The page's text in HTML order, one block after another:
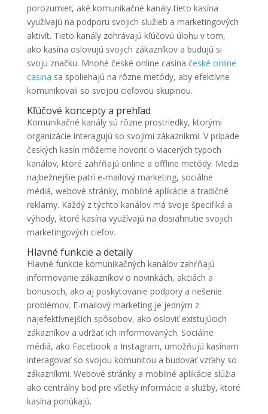
porozumieť, aké komunikačné kanály tieto kasína
využívajú na podporu svojich služieb a marketingových
aktivít. Tieto kanály zohrávajú kľúčovú úlohu v tom,
ako kasína oslovujú svojich zákazníkov a budujú si
svoju značku. Mnohé české online casina české online
casina sa spoliehajú na rôzne metódy, aby efektívne
komunikovali so svojou cieľovou skupinou.
Kľúčové koncepty a prehľad
Komunikačné kanály sú rôzne prostriedky, ktorými
organizácie interagujú so svojimi zákazníkmi. V prípade
českých kasín môžeme hovoriť o viacerých typoch
kanálov, ktoré zahŕňajú online a offline metódy. Medzi
najbežnejšie patrí e-mailový marketing, sociálne
médiá, webové stránky, mobilné aplikácie a tradičné
reklamy. Každý z týchto kanálov má svoje špecifiká a
výhody, ktoré kasína využívajú na dosiahnutie svojich
marketingových cieľov.
Hlavné funkcie a detaily
Hlavné funkcie komunikačných kanálov zahŕňajú
informovanie zákazníkov o novinkách, akciách a
bonusoch, ako aj poskytovanie podpory a riešenie
problémov. E-mailový marketing je jedným z
najefektívnejších spôsobov, ako osloviť existujúcich
zákazníkov a udržať ich informovaných. Sociálne
médiá, ako Facebook a Instagram, umožňujú kasínam
interagovať so svojou komunitou a budovať vzťahy so
zákazníkmi. Webové stránky a mobilné aplikácie slúžia
ako centrálny bod pre všetky informácie a služby, ktoré
kasína ponúkajú.